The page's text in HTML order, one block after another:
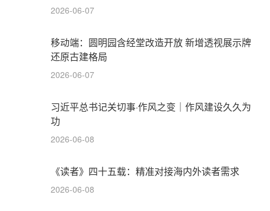
2026-06-07
移动端：圆明园含经堂改造开放 新增透视展示牌
还原古建格局
2026-06-07
习近平总书记关切事·作风之变｜作风建设久久为
功
2026-06-08
《读者》四十五载：精准对接海内外读者需求
2026-06-08